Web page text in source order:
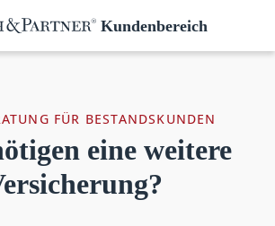
Kundenbereich
FÜR BESTANDSKUNDEN
eine weitere